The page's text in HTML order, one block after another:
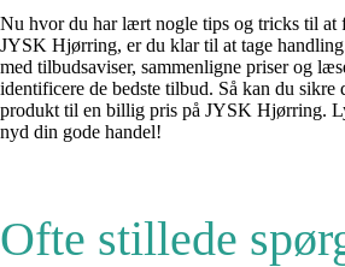
Nu hvor du har lært nogle tips og tricks til at
JYSK Hjørring, er du klar til at tage
med tilbudsaviser, sammenligne priser og
identificere de bedste tilbud. Så kan du sikre
produkt til en billig pris på JYSK Hjørring.
nyd din gode handel!
Ofte stillede